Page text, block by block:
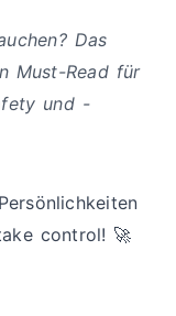
Das
Must-Read für
und -
control! 🚀